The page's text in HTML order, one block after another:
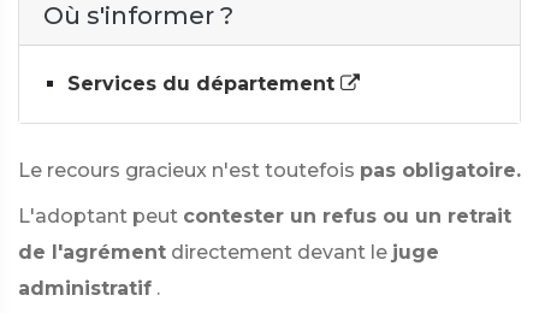
Où s'informer ?
Services du département
Le recours gracieux n'est toutefois pas obligatoire.
L'adoptant peut contester un refus ou un retrait
de l'agrément directement devant le juge
administratif .